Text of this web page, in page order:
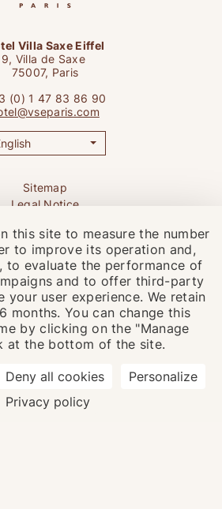
Villa Saxe Eiffel
9, Villa de Saxe
75007, Paris
(0) 1 47 83 86 90
Sitemap
Legal Notice
Privacy policy
Manage cookies
CODES GDS
Sabre
FG 222689
Worldspan
this site to measure the number
to improve its operation and,
to evaluate the performance of
and to offer third-party
your user experience. We retain
months. You can change this
by clicking on the "Manage
at the bottom of the site.
Deny all cookies
Personalize
Privacy policy